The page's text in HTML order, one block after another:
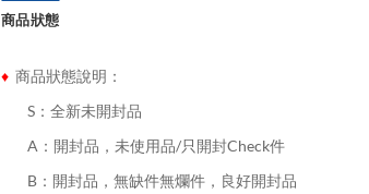
商品狀態
♦ 商品狀態說明：
S：全新未開封品
A：開封品，未使用品/只開封Check件
B：開封品，無缺件無爛件，良好開封品